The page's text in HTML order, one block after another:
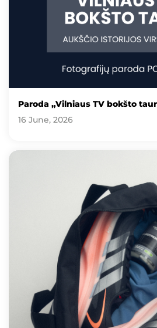
Paroda „Vilniaus TV bokšto
16 June, 2026